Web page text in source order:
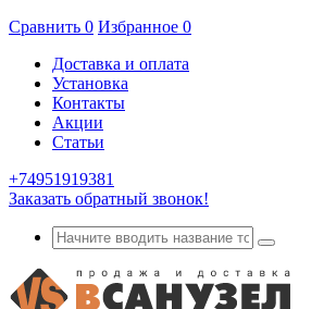
Сравнить 0 Избранное 0
Доставка и оплата
Установка
Контакты
Акции
Статьи
+74951919381
Заказать обратный звонок!